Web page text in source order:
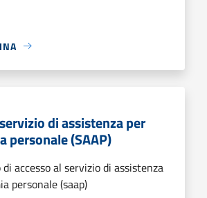
di assistenza per
personale (SAAP)
accesso al servizio di assistenza
personale (saap)